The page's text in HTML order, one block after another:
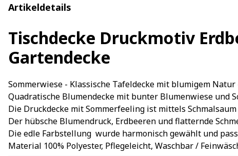
Artikeldetails
Tischdecke Druckmotiv
Gartendecke
Sommerwiese - Klassische Tafeldecke mit blumigem
Quadratische Blumendecke mit bunter Blumenwiese
Die Druckdecke mit Sommerfeeling ist mittels
Der hübsche Blumendruck, Erdbeeren und flatternde
Die edle Farbstellung wurde harmonisch gewählt und
Material 100% Polyester, Pflegeleicht, Waschbar /